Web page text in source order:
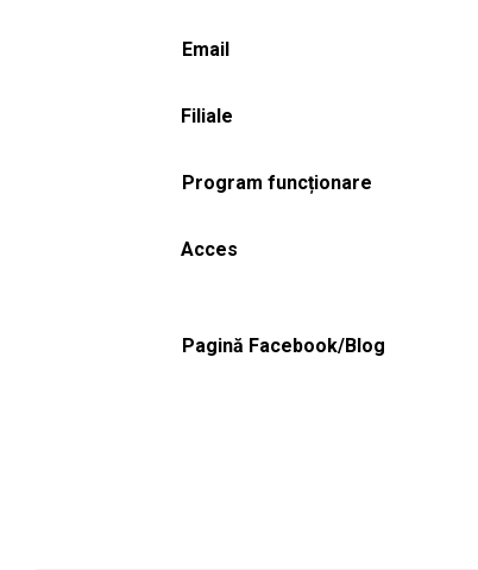
Email
Filiale
Program funcționare
Acces
Pagină Facebook/Blog